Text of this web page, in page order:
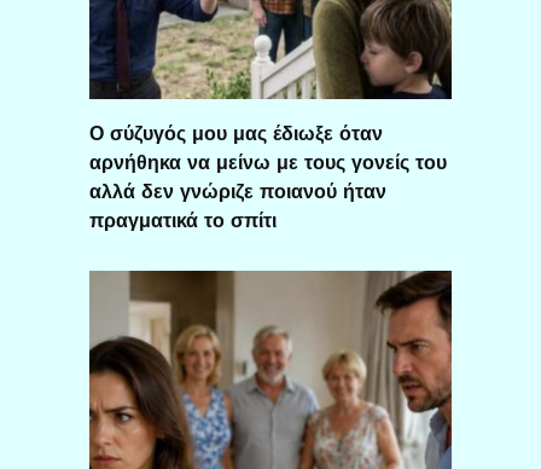
Ο σύζυγός μου μας έδιωξε όταν
αρνήθηκα να μείνω με τους γονείς του
αλλά δεν γνώριζε ποιανού ήταν
πραγματικά το σπίτι